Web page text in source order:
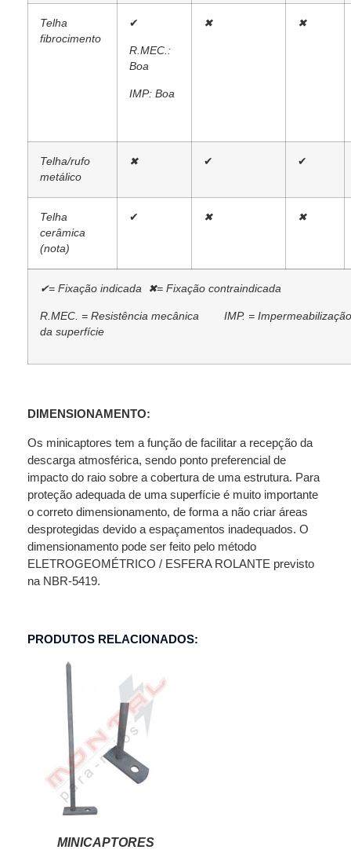
Telha
fibrocimento
✔
R.MEC.:
Boa
IMP: Boa
✖ ✖
Telha/rufo
metálico
✖ ✔ ✔
Telha
cerâmica
(nota)
✔ ✖ ✖
✔= Fixação indicada ✖= Fixação contraindicada
R.MEC. = Resistência mecânica IMP. = Impermeabilização
da superfície
DIMENSIONAMENTO:
Os minicaptores tem a função de facilitar a recepção da
descarga atmosférica, sendo ponto preferencial de
impacto do raio sobre a cobertura de uma estrutura. Para
proteção adequada de uma superfície é muito importante
o correto dimensionamento, de forma a não criar áreas
desprotegidas devido a espaçamentos inadequados. O
dimensionamento pode ser feito pelo método
ELETROGEOMÉTRICO / ESFERA ROLANTE previsto
na NBR-5419.
PRODUTOS RELACIONADOS:
MINICAPTORES